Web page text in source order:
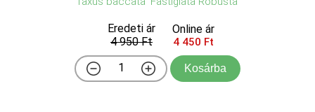
Eredeti ár
4 950 Ft
Online ár
4 450 Ft
Kosárba